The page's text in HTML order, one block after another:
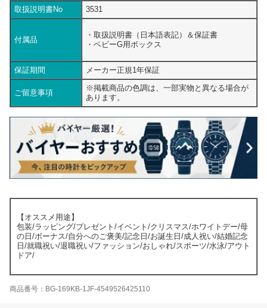
取扱説明書No 3531
付属品
・取扱説明書（日本語表記）＆保証書
・ベビーG用ボックス
保証期間 メーカー正規1年保証
ご留意事項
※掲載商品の色調は、一部実物と異なる場合が
あります。
【オススメ用途】
包装/ラッピング/プレゼント/イベント/クリスマス/ホワイトデー/母
の日/ボーナス/自分へのご褒美/記念日/お誕生日/成人祝い/結婚記念
日/就職祝い/退職祝い/ファッション/おしゃれ/スポーツ/水泳/アウト
ドア/
商品番号：BG-169KB-1JF-4549526425110